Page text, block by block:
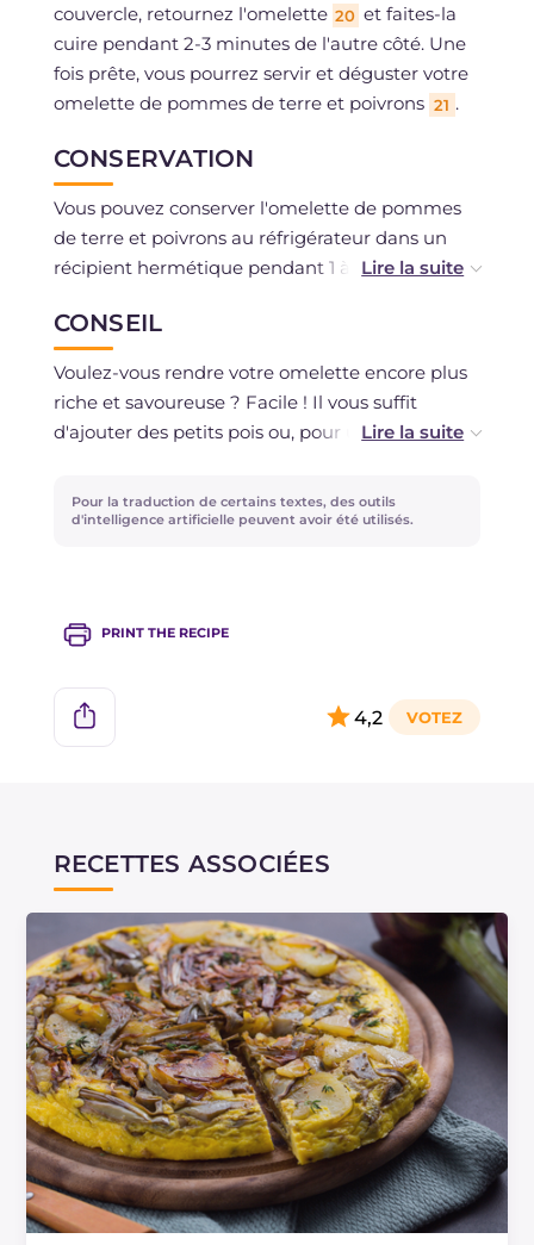
couvercle, retournez l'omelette 20 et faites-la
cuire pendant 2-3 minutes de l'autre côté. Une
fois prête, vous pourrez servir et déguster votre
omelette de pommes de terre et poivrons 21 .
CONSERVATION
Vous pouvez conserver l'omelette de pommes
de terre et poivrons au réfrigérateur dans un
récipient hermétique pendant 1 à 2 jours
CONSEIL
Voulez-vous rendre votre omelette encore plus
riche et savoureuse ? Facile ! Il vous suffit
d'ajouter des petits pois ou, pour une touche
Pour la traduction de certains textes, des outils
d'intelligence artificielle peuvent avoir été utilisés.
PRINT THE RECIPE
4,2
RECETTES ASSOCIÉES